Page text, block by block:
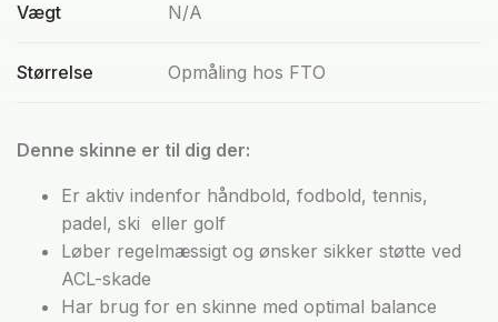
Vægt N/A
Størrelse Opmåling hos FTO
Denne skinne er til dig der:
Er aktiv indenfor håndbold, fodbold, tennis,
padel, ski eller golf
Løber regelmæssigt og ønsker sikker støtte ved
ACL-skade
Har brug for en skinne med optimal balance